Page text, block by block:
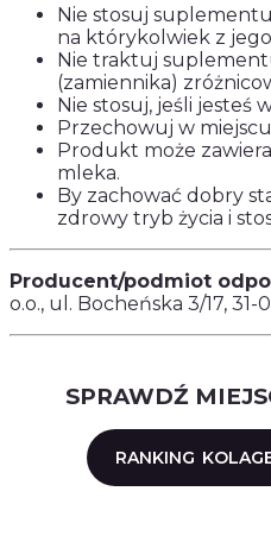
Nie stosuj
na którykolwiek z jego
Nie traktuj
(zamiennika)
Nie stosuj, jeśli jesteś
Przechowuj w
Produkt może
mleka.
By zachować dobry
zdrowy tryb życia i
Producent/podmiot
o.o., ul. Bocheńska 3/17, 31-
SPRAWDŹ
RANKING